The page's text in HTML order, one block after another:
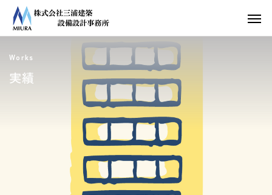
Works
実績